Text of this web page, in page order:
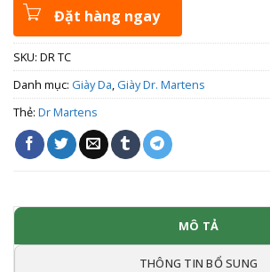
Đặt hàng ngay
SKU: DR TC
Danh mục: Giày Da Giày Dr. Martens
Thẻ: Dr Martens
MÔ TẢ
THÔNG TIN BỔ SUNG